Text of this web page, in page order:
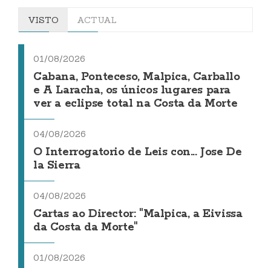
VISTO ACTUAL
01/08/2026
Cabana, Ponteceso, Malpica, Carballo
e A Laracha, os únicos lugares para
ver a eclipse total na Costa da Morte
04/08/2026
O Interrogatorio de Leis con... Jose De
la Sierra
04/08/2026
Cartas ao Director: "Malpica, a Eivissa
da Costa da Morte"
01/08/2026